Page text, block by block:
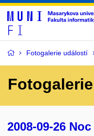
Fotogalerie událostí
2008-09-26